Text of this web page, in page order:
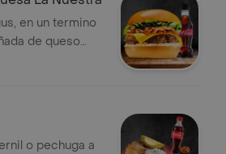
en un termino
de queso
picada,
o pechuga a